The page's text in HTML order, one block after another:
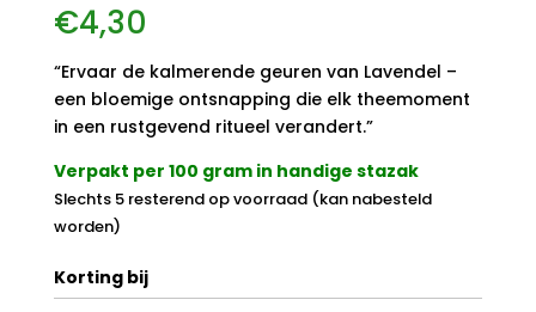
€4,30
“Ervaar de kalmerende geuren van Lavendel –
een bloemige ontsnapping die elk theemoment
in een rustgevend ritueel verandert.”
Verpakt per 100 gram in handige stazak
Slechts 5 resterend op voorraad (kan nabesteld
worden)
Korting bij